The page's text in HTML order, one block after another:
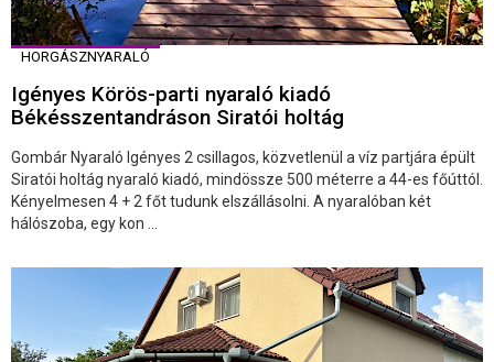
HORGÁSZNYARALÓ
Igényes Körös-parti nyaraló kiadó
Békésszentandráson Siratói holtág
Gombár Nyaraló Igényes 2 csillagos, közvetlenül a víz partjára épült
Siratói holtág nyaraló kiadó, mindössze 500 méterre a 44-es főúttól.
Kényelmesen 4 + 2 főt tudunk elszállásolni. A nyaralóban két
hálószoba, egy kon ...